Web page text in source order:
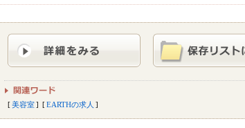
美容室 EARTHの求人